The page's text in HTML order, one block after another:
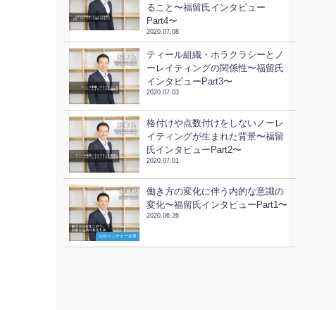
ること〜福留氏インタビュー
Part4〜
2020.07.08
ティール組織・ホラクラシーとノ
ーレイティングの関係性〜福留氏
インタビューPart3〜
2020.07.03
格付けや点数付けをしないノーレ
イティングが生まれた背景〜福留
氏インタビューPart2〜
2020.07.01
注目ベンチャー企業
働き方の変化に伴う内的な意識の
変化〜福留氏インタビューPart1〜
2020.06.26